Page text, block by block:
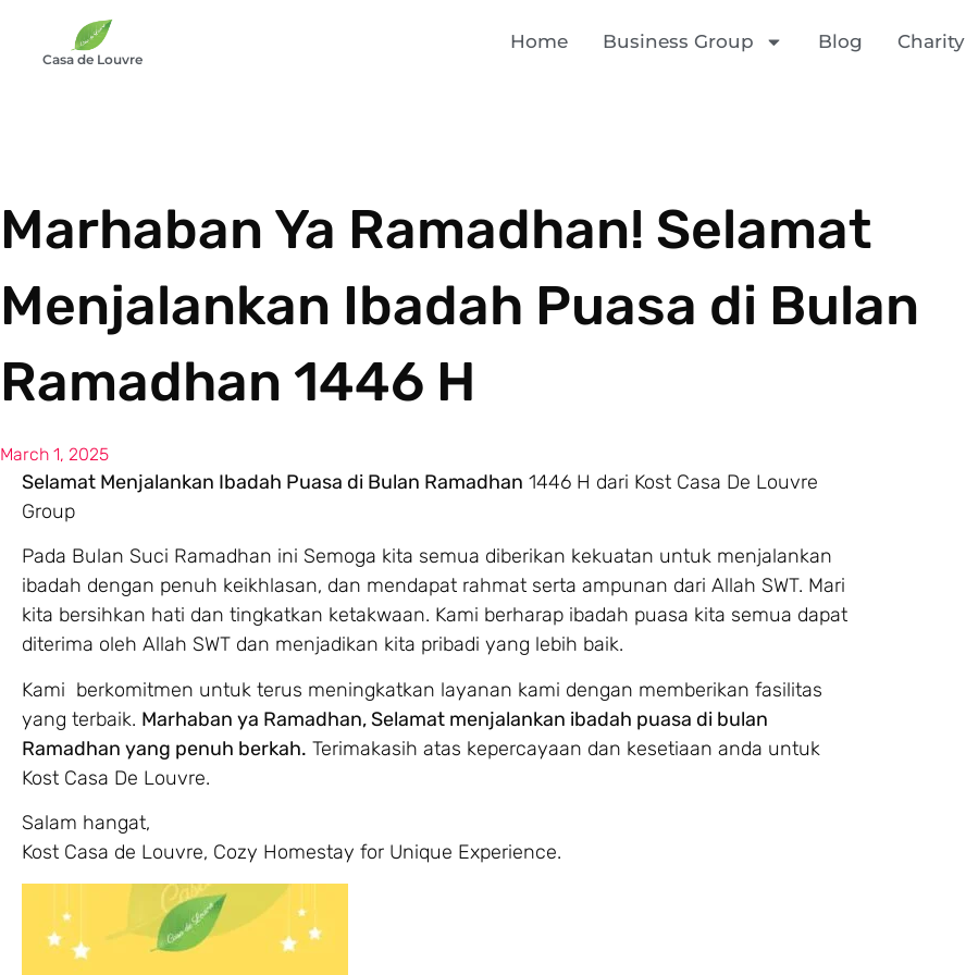
Casa de Louvre
Home Business Group Blog Charity
Marhaban Ya Ramadhan! Selamat
Menjalankan Ibadah Puasa di Bulan
Ramadhan 1446 H
March 1, 2025
Selamat Menjalankan Ibadah Puasa di Bulan Ramadhan 1446 H dari Kost Casa De Louvre
Group
Pada Bulan Suci Ramadhan ini Semoga kita semua diberikan kekuatan untuk menjalankan
ibadah dengan penuh keikhlasan, dan mendapat rahmat serta ampunan dari Allah SWT. Mari
kita bersihkan hati dan tingkatkan ketakwaan. Kami berharap ibadah puasa kita semua dapat
diterima oleh Allah SWT dan menjadikan kita pribadi yang lebih baik.
Kami berkomitmen untuk terus meningkatkan layanan kami dengan memberikan fasilitas
yang terbaik. Marhaban ya Ramadhan, Selamat menjalankan ibadah puasa di bulan
Ramadhan yang penuh berkah. Terimakasih atas kepercayaan dan kesetiaan anda untuk
Kost Casa De Louvre.
Salam hangat,
Kost Casa de Louvre, Cozy Homestay for Unique Experience.